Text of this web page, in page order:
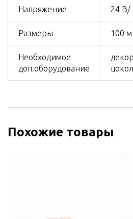
Напряжение 24 В/
Размеры 100 м
Необходимое
доп.оборудование
Похожие товары